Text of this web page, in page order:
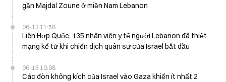
gần Majdal Zoune ở miền Nam Lebanon
06-13 11:58
Liên Hợp Quốc: 135 nhân viên y tế người Lebanon đã thiệt
mạng kể từ khi chiến dịch quân sự của Israel bắt đầu
06-13 10:08
Các đòn không kích của Israel vào Gaza khiến ít nhất 2